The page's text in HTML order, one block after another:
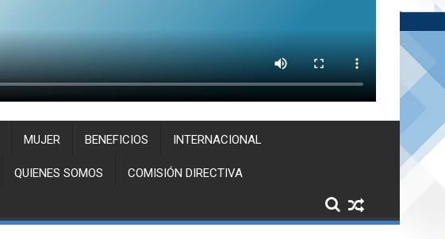
MUJER BENEFICIOS INTERNACIONAL
QUIENES SOMOS COMISIÓN DIRECTIVA